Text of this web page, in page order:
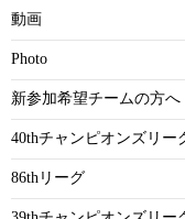
動画
Photo
新参加希望チームの方へ
40thチャンピオンズリー
86thリーグ